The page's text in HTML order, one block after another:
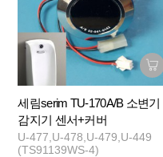
세림serim TU-170A/B 소변기
감지기 센서+커버
U-477,U-478,U-479,U-449
(TS91139WS-4)